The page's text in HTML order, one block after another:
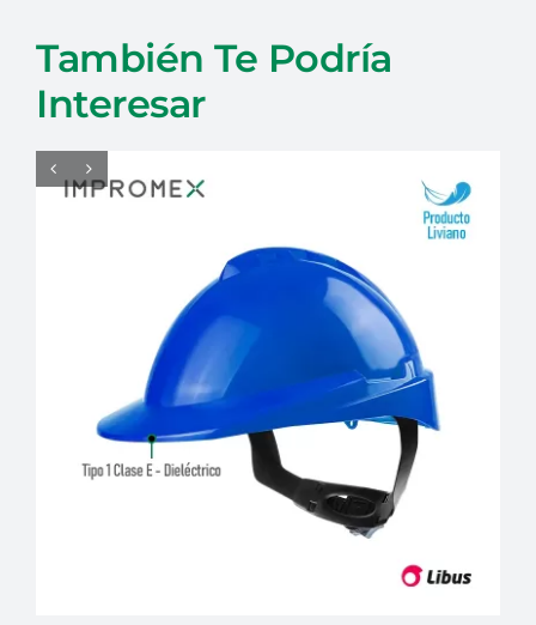
También Te Podría
Interesar